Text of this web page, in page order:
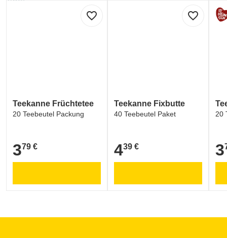
favorite_border
Teekanne Früchtetee
20 Teebeutel Packung
3,79 €
379 €
favorite_border
Teekanne Fixbutte
40 Teebeutel Paket
4,39 €
439 €
20
3